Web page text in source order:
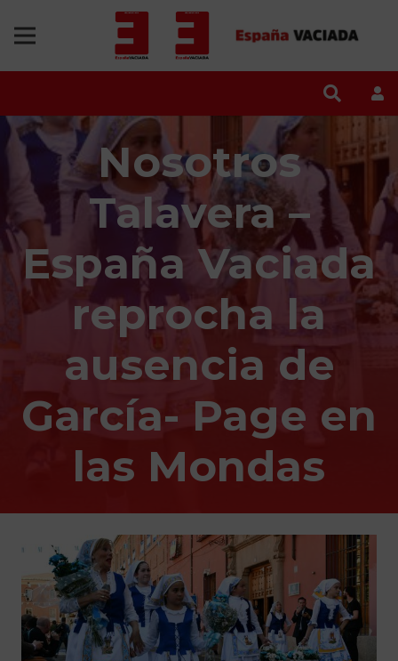
Nosotros
Talavera –
España Vaciada
reprocha la
ausencia de
García- Page en
las Mondas